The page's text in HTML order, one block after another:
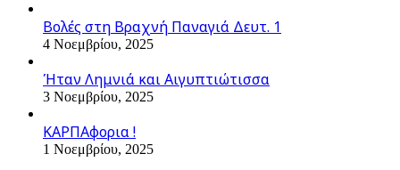
Βολές στη Βραχνή Παναγιά Δευτ. 1
4 Νοεμβρίου, 2025
Ήταν Λημνιά και Αιγυπτιώτισσα
3 Νοεμβρίου, 2025
ΚΑΡΠΑφορια !
1 Νοεμβρίου, 2025